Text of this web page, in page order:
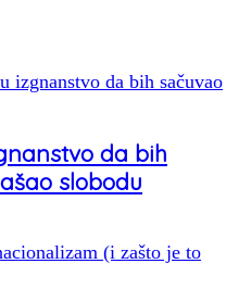
da bih
slobodu